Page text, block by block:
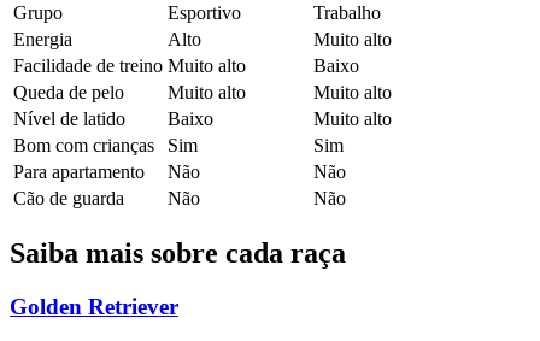
Grupo
Esportivo
Trabalho
Energia
Alto
Muito alto
Facilidade de treino Muito alto
Baixo
Queda de pelo
Muito alto
Muito alto
Nível de latido
Baixo
Muito alto
Bom com crianças
Sim
Sim
Para apartamento
Não
Não
Cão de guarda
Não Não
Saiba mais sobre cada raça
Golden Retriever